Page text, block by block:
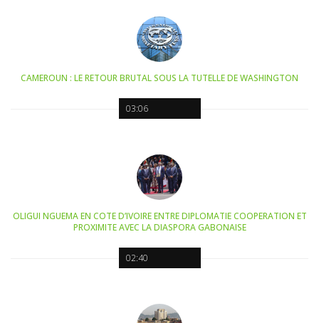
03:06
CAMEROUN : LE RETOUR BRUTAL SOUS LA TUTELLE DE WASHINGTON
02:40
OLIGUI NGUEMA EN COTE D’IVOIRE ENTRE DIPLOMATIE COOPERATION ET
PROXIMITE AVEC LA DIASPORA GABONAISE